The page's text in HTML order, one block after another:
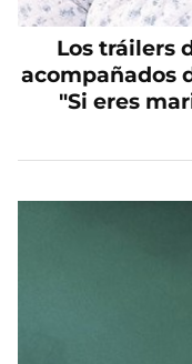
Los tráilers
acompañados
"Si eres